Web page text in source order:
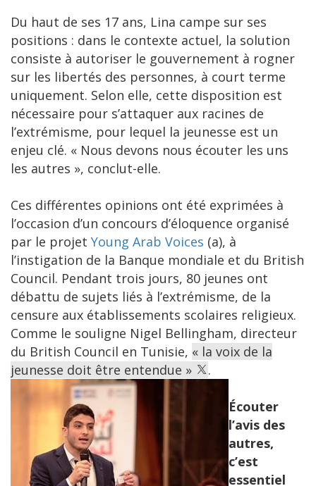
Du haut de ses 17 ans, Lina campe sur ses
positions : dans le contexte actuel, la solution
consiste à autoriser le gouvernement à rogner
sur les libertés des personnes, à court terme
uniquement. Selon elle, cette disposition est
nécessaire pour s’attaquer aux racines de
l’extrémisme, pour lequel la jeunesse est un
enjeu clé. « Nous devons nous écouter les uns
les autres », conclut-elle.
Ces différentes opinions ont été exprimées à
l’occasion d’un concours d’éloquence organisé
par le projet Young Arab Voices (a), à
l’instigation de la Banque mondiale et du British
Council. Pendant trois jours, 80 jeunes ont
débattu de sujets liés à l’extrémisme, de la
censure aux établissements scolaires religieux.
Comme le souligne Nigel Bellingham, directeur
du British Council en Tunisie, « la voix de la
jeunesse doit être entendue »
.
Écouter
l’avis des
autres,
c’est
essentiel